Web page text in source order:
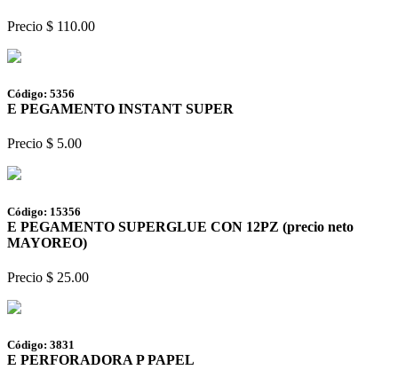
Precio $ 110.00
Código: 5356
E PEGAMENTO INSTANT SUPER
Precio $ 5.00
Código: 15356
E PEGAMENTO SUPERGLUE CON 12PZ (precio neto
MAYOREO)
Precio $ 25.00
Código: 3831
E PERFORADORA P PAPEL